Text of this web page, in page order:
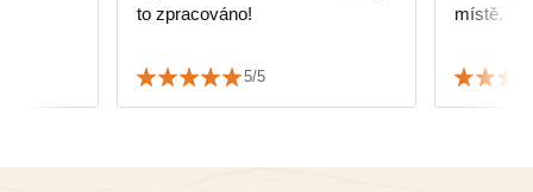
to zpracováno!
5/5
místě.